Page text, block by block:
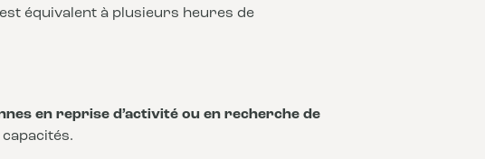
équivalent à plusieurs heures de
en reprise d’activité ou en recherche de